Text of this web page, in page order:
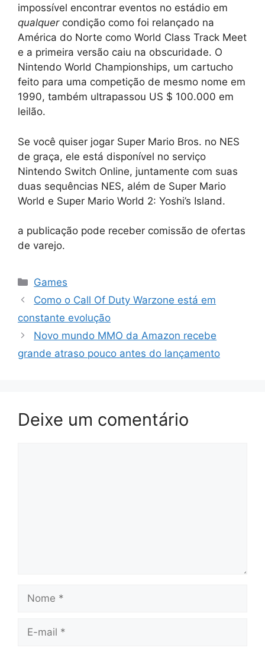
impossível encontrar eventos no estádio em
qualquer condição como foi relançado na
América do Norte como World Class Track Meet
e a primeira versão caiu na obscuridade. O
Nintendo World Championships, um cartucho
feito para uma competição de mesmo nome em
1990, também ultrapassou US $ 100.000 em
leilão.
Se você quiser jogar Super Mario Bros. no NES
de graça, ele está disponível no serviço
Nintendo Switch Online, juntamente com suas
duas sequências NES, além de Super Mario
World e Super Mario World 2: Yoshi’s Island.
a publicação pode receber comissão de ofertas
de varejo.
Categorias
Games
Como o Call Of Duty Warzone está em
constante evolução
Novo mundo MMO da Amazon recebe
grande atraso pouco antes do lançamento
Deixe um comentário
Nome